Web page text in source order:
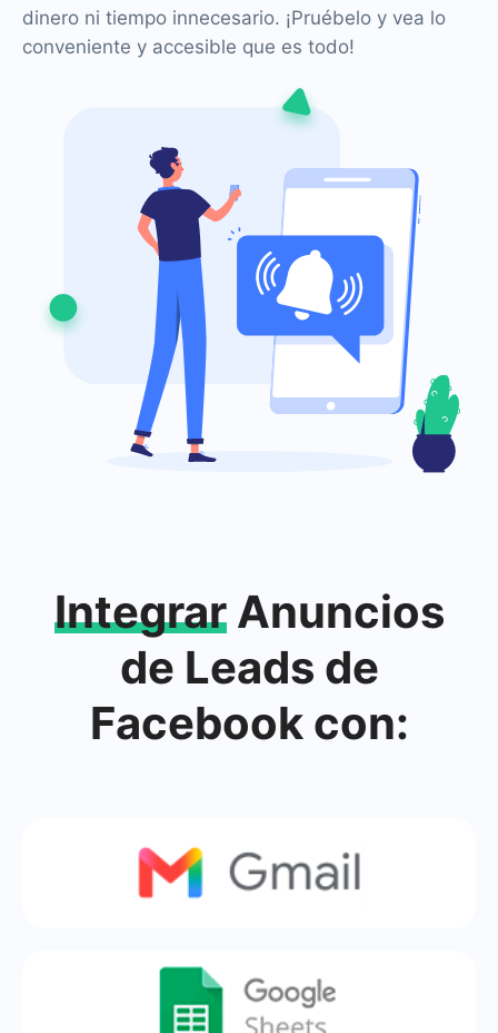
dinero ni tiempo innecesario. ¡Pruébelo y vea lo
conveniente y accesible que es todo!
IntegrarAnuncios
de Leads de
Facebook con: